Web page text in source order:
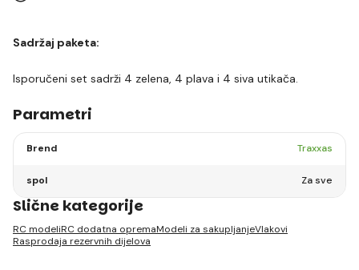
Sadržaj paketa:
Isporučeni set sadrži 4 zelena, 4 plava i 4 siva utikača.
Parametri
Brend Traxxas
spol Za sve
Slične kategorije
RC modeliRC dodatna opremaModeli za sakupljanjeVlakovi
Rasprodaja rezervnih dijelova